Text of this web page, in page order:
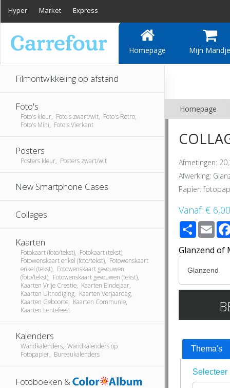
Hyper Market Express
Homepage Mijn Mandje
Filmontwikkeling op afstand
Foto's
Foto's kleur, Foto's zwart/wit, Foto's Retro,
Foto's Mini, Foto's Vierkant
Posters
Posters kleur, Posters zwart/wit
New Smartphone Cases
Collages
Kaarten
Fotokaart (foto/tekst), Fotokaart (tekst),
Fotowenskaart enkel (foto/tekst), Fotowenskaart
enkel (tekst), Fotowenskaart gevouwen
(foto/tekst), Fotowenskaart gevouwen (tekst),
Kaarten Vrije Creatie, Kaarten Eindejaar,
Kaarten Uitnodiging, Kaarten Verjaardag,
Kaarten Geboorte, Kaarten Communie,
Kaarten Lentefeest
Kalenders
Wandkalenders, Wandkalenders op
Fotopapier, Bureaukalenders
Fotoboeken &
Homepage
Afmetingen:
Afwerking:
Papier:
Vanaf:€
Share
Glanzend of
Thema's
Selecteer